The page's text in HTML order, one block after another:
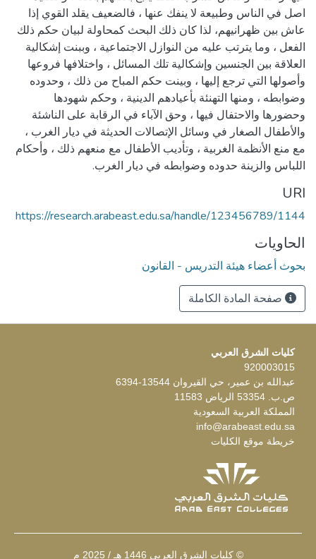
اصل في الناس وطبيعة لا ينفك عنها ، فالضعيف يقلد القوي إذا
عاش بين ظهرانيهم، لذا كان ذلك البحث كمحاولة لبيان حكم ذلك
الفعل ، وما يترتب عليه من النوازل الاجتماعية ، وببنت إشكالية
العلاقة بين الجنسين وإشكالية تلك المسائل ، واختلافها فروعها
وأصولها التي ترجع إليها ، وبينت حكم المباح من ذلك ، وحدوده
وضوابطه ، ومنها التهنئة بأعيادهم الدينية ، وحكم شهودها
وحضورها والاحتفال فيها ، وحق الآباء في الرقابة على الناشئة
والأطفال الصغار في وسائل الإتصالات الحديثة في ديار الغرب ،
مع منع الأنظمة الغربية ، وتأديب الأطفال مع منعهم ذلك ، وأحكام
اللباس والزينة حدوده وضوابطه في ديار الغرب.
URI
https://research.arabeast.edu.sa/handle/123456789/1144
الحاويات
بحوث أعضاء هيئة التدريس - القانون
صفحة المادة الكاملة
كليات الشرق العربي
920003015
عبدالله بن عمير، حي القيروان 13544-6394
ص.ب. 53354 الرياض 11583
المملكة العربية السعودية
info@arabeast.edu.sa
خريطة موقع الكليات
© كليات الشرق العربي 1446 هـ / 2025 م